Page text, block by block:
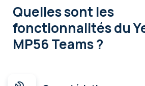
Quelles sont les
fonctionnalitésdu
MP56 Teams ?